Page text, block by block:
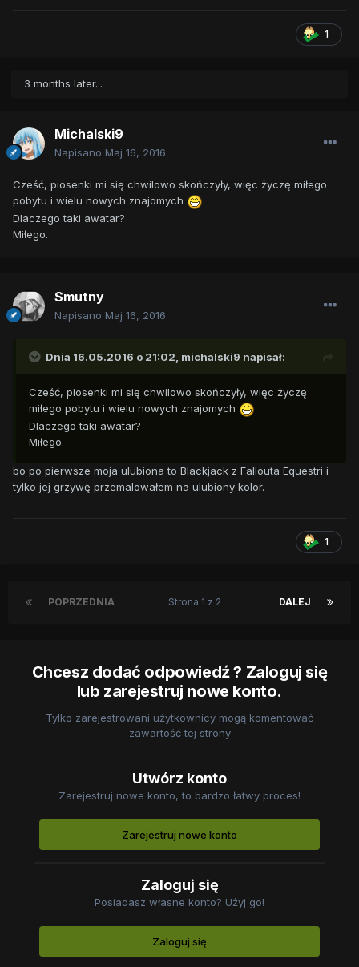
1
3 months later...
Michalski9
Napisano Maj 16, 2016
Cześć, piosenki mi się chwilowo skończyły, więc życzę miłego
pobytu i wielu nowych znajomych
Dlaczego taki awatar?
Miłego.
Smutny
Napisano Maj 16, 2016
Dnia 16.05.2016 o 21:02, michalski9 napisał:
Cześć, piosenki mi się chwilowo skończyły, więc życzę
miłego pobytu i wielu nowych znajomych
Dlaczego taki awatar?
Miłego.
bo po pierwsze moja ulubiona to Blackjack z Fallouta Equestri i
tylko jej grzywę przemalowałem na ulubiony kolor.
1
POPRZEDNIA DALEJ
Strona 1 z 2
Chcesz dodać odpowiedź ? Zaloguj się
lub zarejestruj nowe konto.
Tylko zarejestrowani użytkownicy mogą komentować
zawartość tej strony
Utwórz konto
Zarejestruj nowe konto, to bardzo łatwy proces!
Zarejestruj nowe konto
Zaloguj się
Posiadasz własne konto? Użyj go!
Zaloguj się